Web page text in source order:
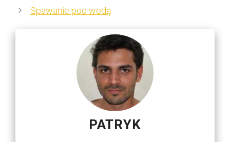
Spawanie pod wodą
PATRYK